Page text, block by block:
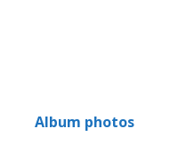
Album photos